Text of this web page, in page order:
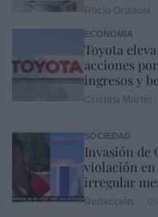
ECONOMÍA
Toyota
acciones
ingresos y
SOCIEDAD
Invasión de
violación en
irregular